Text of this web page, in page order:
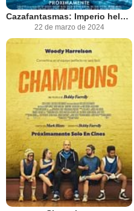
Cazafantasmas: Imperio helado
22 de marzo de 2024